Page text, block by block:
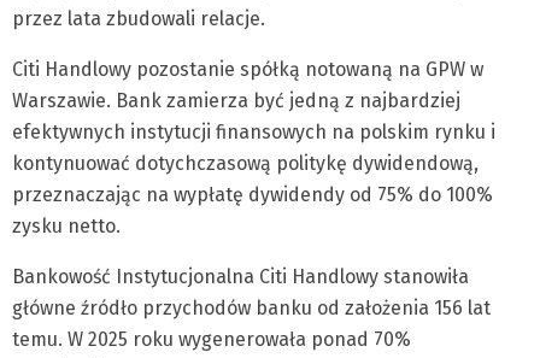
przez lata zbudowali relacje.
Citi Handlowy pozostanie spółką notowaną na GPW w
Warszawie. Bank zamierza być jedną z najbardziej
efektywnych instytucji finansowych na polskim rynku i
kontynuować dotychczasową politykę dywidendową,
przeznaczając na wypłatę dywidendy od 75% do 100%
zysku netto.
Bankowość Instytucjonalna Citi Handlowy stanowiła
główne źródło przychodów banku od założenia 156 lat
temu. W 2025 roku wygenerowała ponad 70%